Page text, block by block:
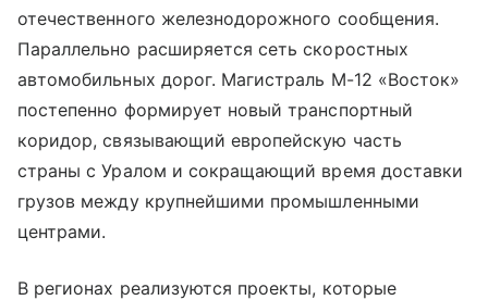
отечественного железнодорожного сообщения.
Параллельно расширяется сеть скоростных
автомобильных дорог. Магистраль М-12 «Восток»
постепенно формирует новый транспортный
коридор, связывающий европейскую часть
страны с Уралом и сокращающий время доставки
грузов между крупнейшими промышленными
центрами.
В регионах реализуются проекты, которые